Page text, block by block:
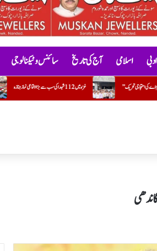
ادبی اسلامی آج کی تاریخ سائنس و ٹیکنالوجی
پیغامِ رحمتِ عالمﷺ اور نسوانی جنین کشی: انسانی وقار،